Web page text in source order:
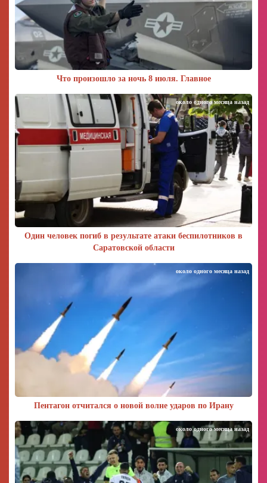
Что произошло за ночь 8 июля. Главное
Один человек погиб в результате атаки беспилотников в
Саратовской области
около одного месяца назад
Пентагон отчитался о новой волне ударов по Ирану
около одного месяца назад
около одного месяца назад